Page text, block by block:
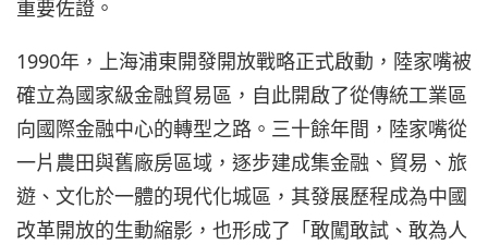
重要佐證。
1990年，上海浦東開發開放戰略正式啟動，陸家嘴被
確立為國家級金融貿易區，自此開啟了從傳統工業區
向國際金融中心的轉型之路。三十餘年間，陸家嘴從
一片農田與舊廠房區域，逐步建成集金融、貿易、旅
遊、文化於一體的現代化城區，其發展歷程成為中國
改革開放的生動縮影，也形成了「敢闖敢試、敢為人